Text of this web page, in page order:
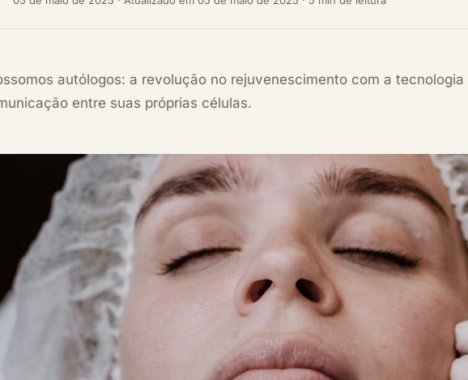
autólogos: a revolução no rejuvenescimento com a tecnologia
entre suas próprias células.